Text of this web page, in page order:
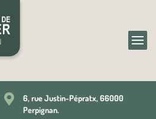

6, rue Justin-Pépratx, 66000
Perpignan.